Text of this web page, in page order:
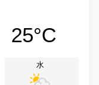
25°C
水